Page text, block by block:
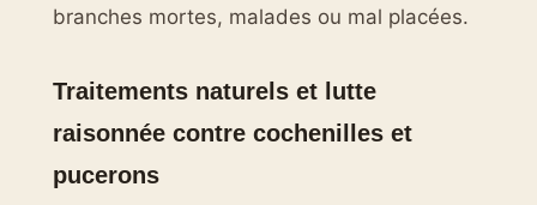
branches mortes, malades ou mal placées.
Traitements naturels et lutte
raisonnée contre cochenilles et
pucerons